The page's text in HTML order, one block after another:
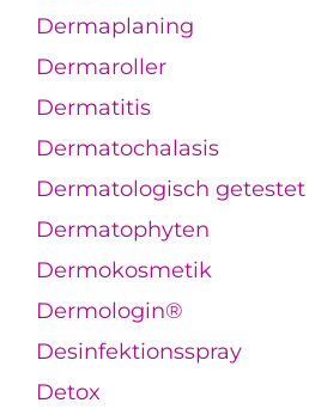
Dermaplaning
Dermaroller
Dermatitis
Dermatochalasis
Dermatologisch getestet
Dermatophyten
Dermokosmetik
Dermologin®
Desinfektionsspray
Detox